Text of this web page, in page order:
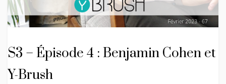
S3 – Épisode 4 : Benjamin Cohen et
Y-Brush